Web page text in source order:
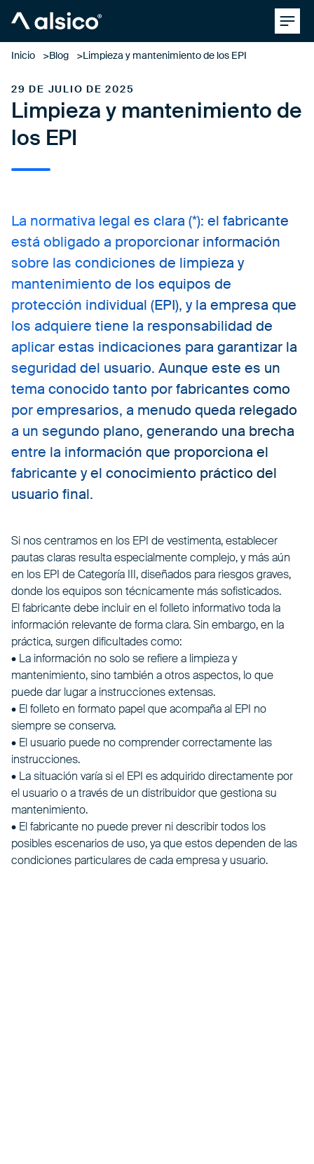
Inicio Blog Limpieza y mantenimiento de los EPI
29 DE JULIO DE 2025
Limpieza y mantenimiento de
los EPI
La normativa legal es clara (*): el fabricante
está obligado a proporcionar información
sobre las condiciones de limpieza y
mantenimiento de los equipos de
protección individual (EPI), y la empresa que
los adquiere tiene la responsabilidad de
aplicar estas indicaciones para garantizar la
seguridad del usuario. Aunque este es un
tema conocido tanto por fabricantes como
por empresarios, a menudo queda relegado
a un segundo plano, generando una brecha
entre la información que proporciona el
fabricante y el conocimiento práctico del
usuario final.
Si nos centramos en los EPI de vestimenta, establecer
pautas claras resulta especialmente complejo, y más aún
en los EPI de Categoría III, diseñados para riesgos graves,
donde los equipos son técnicamente más sofisticados.
El fabricante debe incluir en el folleto informativo toda la
información relevante de forma clara. Sin embargo, en la
práctica, surgen dificultades como:
• La información no solo se refiere a limpieza y
mantenimiento, sino también a otros aspectos, lo que
puede dar lugar a instrucciones extensas.
• El folleto en formato papel que acompaña al EPI no
siempre se conserva.
• El usuario puede no comprender correctamente las
instrucciones.
• La situación varía si el EPI es adquirido directamente por
el usuario o a través de un distribuidor que gestiona su
mantenimiento.
• El fabricante no puede prever ni describir todos los
posibles escenarios de uso, ya que estos dependen de las
condiciones particulares de cada empresa y usuario.